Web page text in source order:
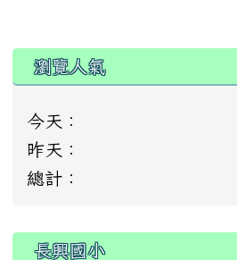
瀏覽人氣
今天：
昨天：
總計：
:::
長興國小